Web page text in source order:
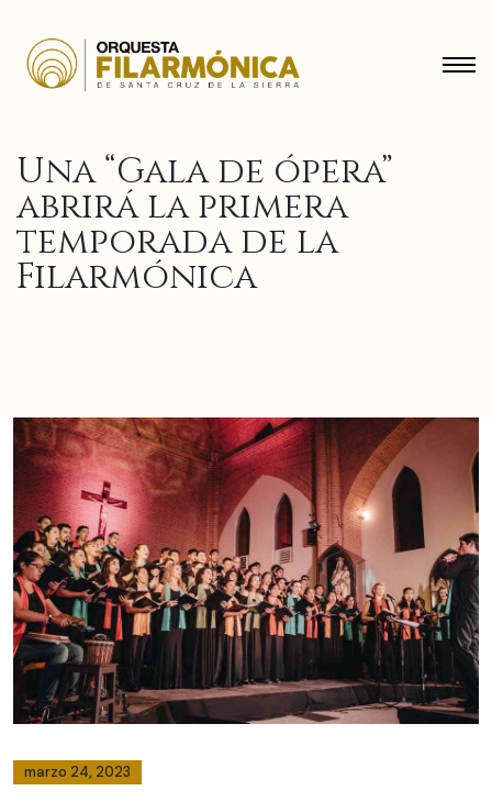
Una “Gala de ópera”
abrirá la primera
temporada de la
Filarmónica
marzo 24, 2023